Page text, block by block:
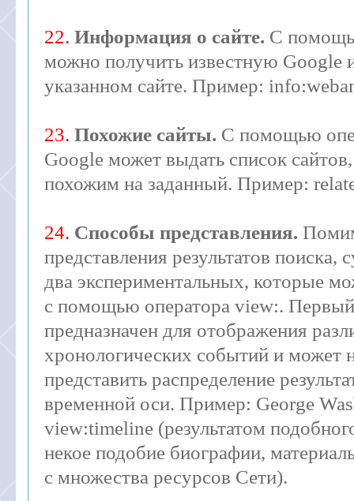
22. Информация о сайте. С
можно получить известную
указанном сайте. Пример:
23. Похожие сайты. С помощью
Google может выдать список
похожим на заданный. Пример:
24. Способы представления.
представления результатов
два экспериментальных, которые
с помощью оператора view:.
предназначен для отображения
хронологических событий и может
представить распределение
временной оси. Пример: George
view:timeline (результатом
некое подобие биографии,
с множества ресурсов Сети).